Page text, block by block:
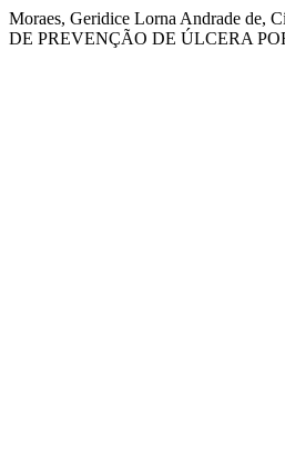
Moraes, Geridice Lorna Andrade de,
DE PREVENÇÃO DE ÚLCERA